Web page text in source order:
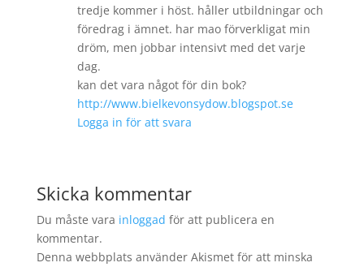
tredje kommer i höst. håller utbildningar och
föredrag i ämnet. har mao förverkligat min
dröm, men jobbar intensivt med det varje
dag.
kan det vara något för din bok?
http://www.bielkevonsydow.blogspot.se
Logga in för att svara
Skicka kommentar
Du måste vara inloggad för att publicera en
kommentar.
Denna webbplats använder Akismet för att minska